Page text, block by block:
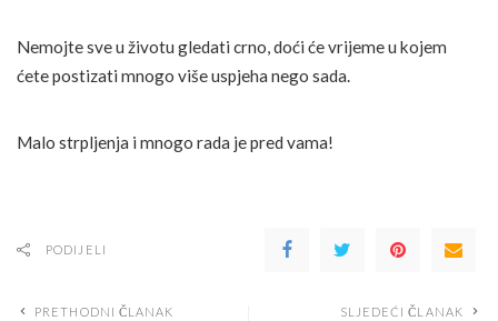
Nemojte sve u životu gledati crno, doći će vrijeme u kojem
ćete postizati mnogo više uspjeha nego sada.
Malo strpljenja i mnogo rada je pred vama!
PODIJELI
PRETHODNI ČLANAK SLJEDEĆI ČLANAK